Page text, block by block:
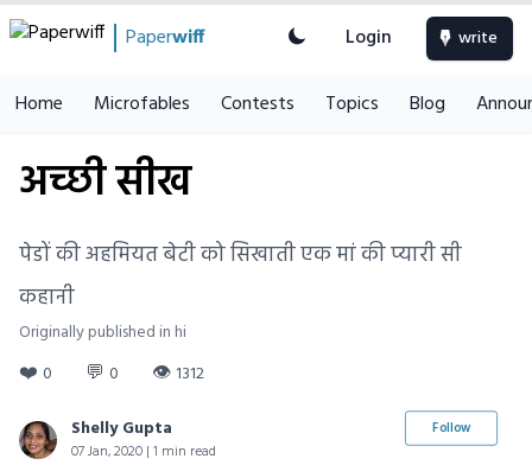
Paperwiff Login write
Home Microfables Contests Topics Blog
अच्छी सीख
पेडों की अहमियत बेटी को सिखाती एक मां की प्यारी सी
कहानी
Originally published in hi
❤️ 0 💬 0 👁 1312
Shelly Gupta
07 Jan, 2020 | 1 min read
Follow